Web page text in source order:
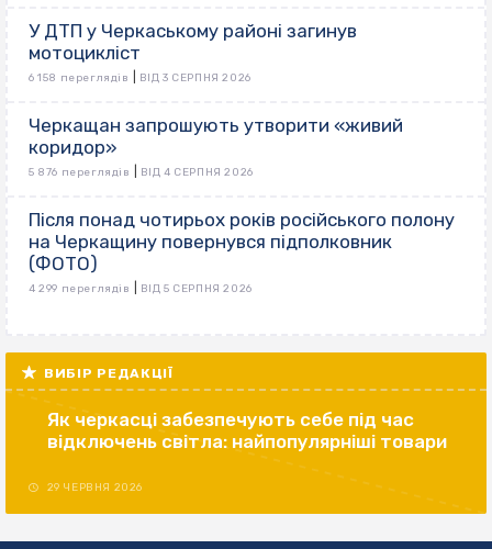
У ДТП у Черкаському районі загинув
мотоцикліст
6 158 переглядів ВІД 3 СЕРПНЯ 2026
Черкащан запрошують утворити «живий
коридор»
5 876 переглядів ВІД 4 СЕРПНЯ 2026
Після понад чотирьох років російського полону
на Черкащину повернувся підполковник
(ФОТО)
4 299 переглядів ВІД 5 СЕРПНЯ 2026
ВИБІР РЕДАКЦІЇ
Як черкасці забезпечують себе під час
відключень світла: найпопулярніші товари
29 ЧЕРВНЯ 2026